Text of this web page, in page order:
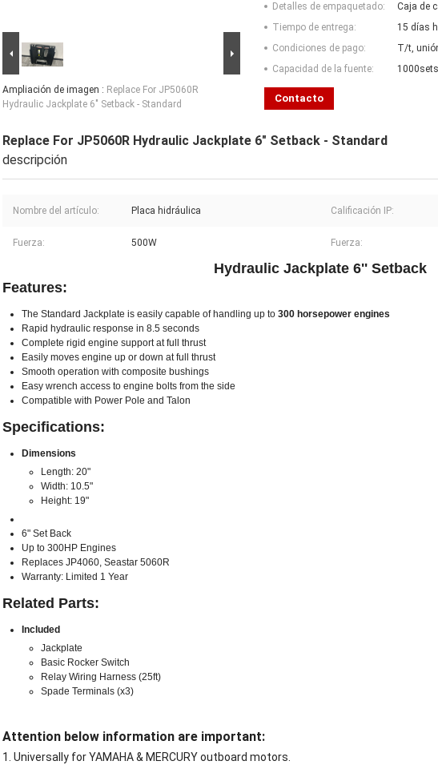
Ampliación de imagen : Replace For JP5060R
Hydraulic Jackplate 6" Setback - Standard
Detalles de empaquetado:
Caja de
Tiempo de entrega:
15 días
Condiciones de pago:
T/t,
Capacidad de la fuente:
Contacto
Replace For JP5060R Hydraulic Jackplate 6" Setback - Standard
descripción
Nombre del artículo: Placa hidráulica Calificación IP:
Fuerza: 500W Fuerza:
Hydraulic Jackplate 6'' Setback
Features:
The Standard Jackplate is easily capable of handling up to 300 horsepower engines
Rapid hydraulic response in 8.5 seconds
Complete rigid engine support at full thrust
Easily moves engine up or down at full thrust
Smooth operation with composite bushings
Easy wrench access to engine bolts from the side
Compatible with Power Pole and Talon
Specifications:
Dimensions
Length: 20"
Width: 10.5"
Height: 19"
6" Set Back
Up to 300HP Engines
Replaces JP4060, Seastar 5060R
Warranty: Limited 1 Year
Related Parts:
Included
Jackplate
Basic Rocker Switch
Relay Wiring Harness (25ft)
Spade Terminals (x3)
Attention below information are important:
1. Universally for YAMAHA & MERCURY outboard motors.